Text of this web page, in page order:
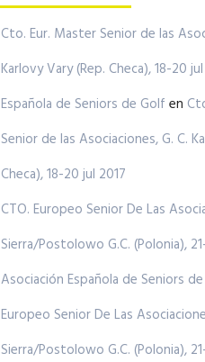
Cto. Eur. Master Senior de las
Karlovy Vary (Rep. Checa), 18-20
Española de Seniors de Golf en
Senior de las Asociaciones, G. C.
Checa), 18-20 jul 2017
CTO. Europeo Senior De Las
Sierra/Postolowo G.C. (Polonia),
Asociación Española de Seniors
Europeo Senior De Las
Sierra/Postolowo G.C. (Polonia),